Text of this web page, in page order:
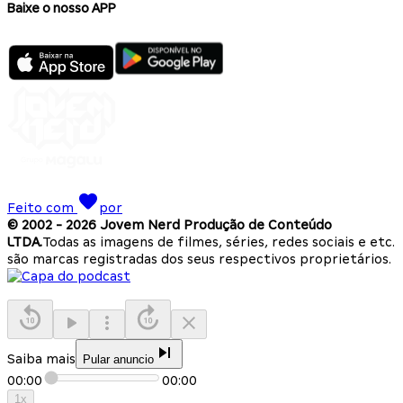
Baixe o nosso APP
Feito com
por
© 2002 - 2026 Jovem Nerd Produção de Conteúdo
LTDA.Todas as imagens de filmes, séries, redes sociais e etc.
são marcas registradas dos seus respectivos proprietários.
Saiba mais Pular anuncio
00:00 00:00
1x